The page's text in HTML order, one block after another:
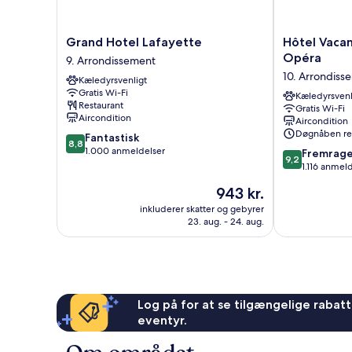
Grand
Hotel
Lafayette
9.
Arrondissement
Grand Hotel Lafayette
9. Arrondissement
Kæledyrsvenligt
Gratis Wi-Fi
Restaurant
Aircondition
8.8
ud
8,8 Fantastisk
1.000 anmeldelser
Prisen
er
943 kr.
943 kr.
inkluderer skatter og gebyrer
23. aug. - 24. aug.
Hôtel
Vacances
Bleues
Provinces
Opéra
10.
Hôtel
Opéra
10.
Gratis Wi-Fi
Aircondition
Døgnåben
9.2
ud
anmeldelser
9,2
1.116
Log på for at se tilgængelige
eventyr.